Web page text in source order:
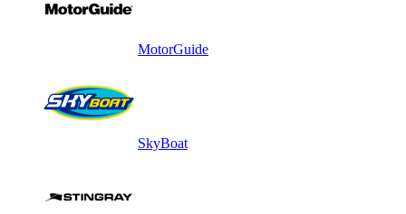
MotorGuide
SkyBoat